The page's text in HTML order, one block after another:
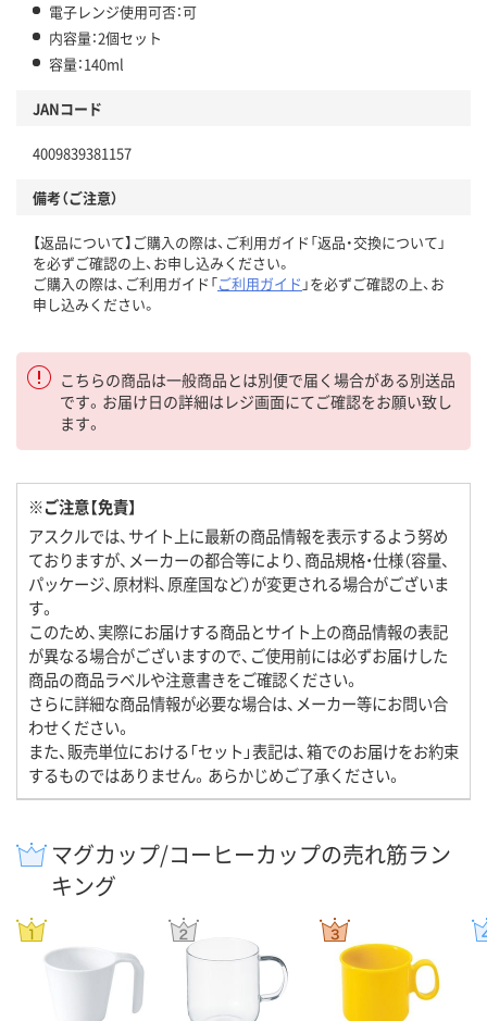
電子レンジ使用可否：可
内容量：2個セット
容量：140ml
JANコード
4009839381157
備考（ご注意）
【返品について】ご購入の際は、ご利用ガイド「返品・交換について」
を必ずご確認の上、お申し込みください。
ご購入の際は、ご利用ガイド「ご利用ガイド 」を必ずご確認の上、お
申し込みください。
こちらの商品は一般商品とは別便で届く場合がある別送品
です。お届け日の詳細はレジ画面にてご確認をお願い致し
ます。
※ご注意【免責】
アスクルでは、サイト上に最新の商品情報を表示するよう努め
ておりますが、メーカーの都合等により、商品規格・仕様（容量、
パッケージ、原材料、原産国など）が変更される場合がございま
す。
このため、実際にお届けする商品とサイト上の商品情報の表記
が異なる場合がございますので、ご使用前には必ずお届けした
商品の商品ラベルや注意書きをご確認ください。
さらに詳細な商品情報が必要な場合は、メーカー等にお問い合
わせください。
また、販売単位における「セット」表記は、箱でのお届けをお約束
するものではありません。あらかじめご了承ください。
マグカップ/コーヒーカップの売れ筋ラン
キング